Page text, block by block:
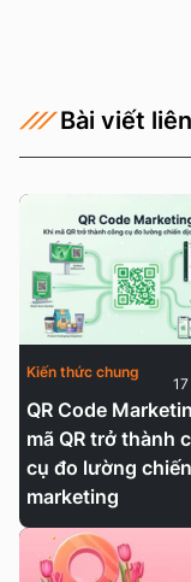
Bài viết
QR Code
mã QR trở thành
cụ đo lường
marketing
Kiến thức chung